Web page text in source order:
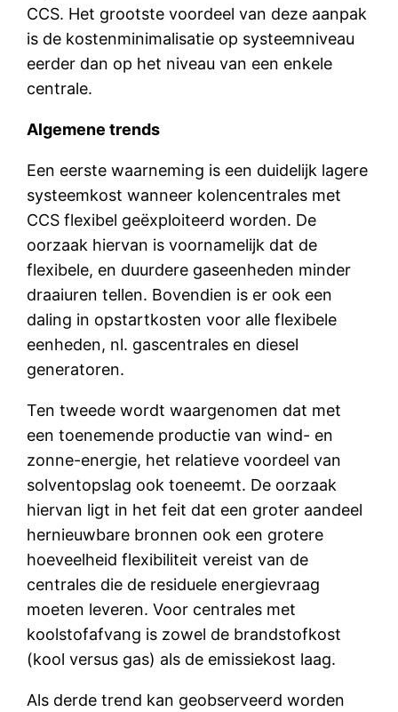
CCS. Het grootste voordeel van deze aanpak
is de kostenminimalisatie op systeemniveau
eerder dan op het niveau van een enkele
centrale.
Algemene trends
Een eerste waarneming is een duidelijk lagere
systeemkost wanneer kolencentrales met
CCS flexibel geëxploiteerd worden. De
oorzaak hiervan is voornamelijk dat de
flexibele, en duurdere gaseenheden minder
draaiuren tellen. Bovendien is er ook een
daling in opstartkosten voor alle flexibele
eenheden, nl. gascentrales en diesel
generatoren.
Ten tweede wordt waargenomen dat met
een toenemende productie van wind- en
zonne-energie, het relatieve voordeel van
solventopslag ook toeneemt. De oorzaak
hiervan ligt in het feit dat een groter aandeel
hernieuwbare bronnen ook een grotere
hoeveelheid flexibiliteit vereist van de
centrales die de residuele energievraag
moeten leveren. Voor centrales met
koolstofafvang is zowel de brandstofkost
(kool versus gas) als de emissiekost laag.
Als derde trend kan geobserveerd worden